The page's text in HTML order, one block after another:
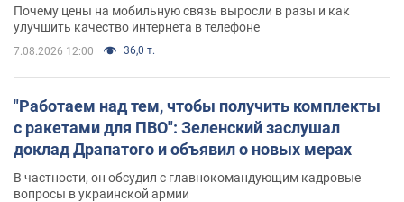
Почему цены на мобильную связь выросли в разы и как
улучшить качество интернета в телефоне
7.08.2026 12:00 36,0 т.
"Работаем над тем, чтобы получить комплекты
с ракетами для ПВО": Зеленский заслушал
доклад Драпатого и объявил о новых мерах
В частности, он обсудил с главнокомандующим кадровые
вопросы в украинской армии